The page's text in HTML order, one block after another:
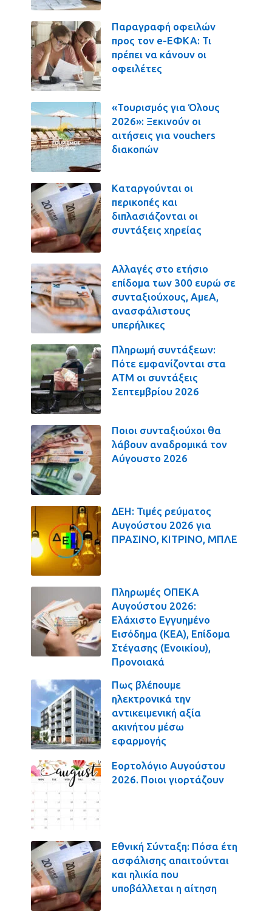
Παραγραφή οφειλών
προς τον e-ΕΦΚΑ: Τι
πρέπει να κάνουν οι
οφειλέτες
«Τουρισμός για Όλους
2026»: Ξεκινούν οι
αιτήσεις για vouchers
διακοπών
Καταργούνται οι
περικοπές και
διπλασιάζονται οι
συντάξεις χηρείας
Αλλαγές στο ετήσιο
επίδομα των 300 ευρώ σε
συνταξιούχους, ΑμεΑ,
ανασφάλιστους
υπερήλικες
Πληρωμή συντάξεων:
Πότε εμφανίζονται στα
ΑΤΜ οι συντάξεις
Σεπτεμβρίου 2026
Ποιοι συνταξιούχοι θα
λάβουν αναδρομικά τον
Αύγουστο 2026
ΔΕΗ: Τιμές ρεύματος
Αυγούστου 2026 για
ΠΡΑΣΙΝΟ, ΚΙΤΡΙΝΟ, ΜΠΛΕ
Πληρωμές ΟΠΕΚΑ
Αυγούστου 2026:
Ελάχιστο Εγγυημένο
Εισόδημα (ΚΕΑ), Επίδομα
Στέγασης (Ενοικίου),
Προνοιακά
Πως βλέπουμε
ηλεκτρονικά την
αντικειμενική αξία
ακινήτου μέσω
εφαρμογής
Εορτολόγιο Αυγούστου
2026. Ποιοι γιορτάζουν
Εθνική Σύνταξη: Πόσα έτη
ασφάλισης απαιτούνται
και ηλικία που
υποβάλλεται η αίτηση